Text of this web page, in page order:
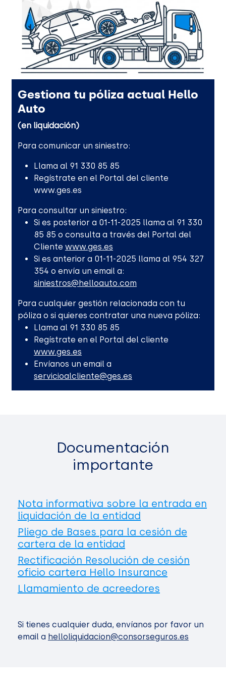
Gestiona tu póliza actual Hello
Auto
(en liquidación)
Para comunicar un siniestro:
Llama al 91 330 85 85
Regístrate en el Portal del cliente
www.ges.es
Para consultar un siniestro:
Si es posterior a 01-11-2025 llama al 91 330
85 85 o consulta a través del Portal del
Cliente www.ges.es
Si es anterior a 01-11-2025 llama al 954 327
354 o envía un email a:
siniestros@helloauto.com
Para cualquier gestión relacionada con tu
póliza o si quieres contratar una nueva póliza:
Llama al 91 330 85 85
Regístrate en el Portal del cliente
www.ges.es
Envíanos un email a
servicioalcliente@ges.es
Documentación
importante
Nota informativa sobre la entrada en
liquidación de la entidad
Pliego de Bases para la cesión de
cartera de la entidad
Rectificación Resolución de cesión
oficio cartera Hello Insurance
Llamamiento de acreedores
Si tienes cualquier duda, envíanos por favor un
email a helloliquidacion@consorseguros.es